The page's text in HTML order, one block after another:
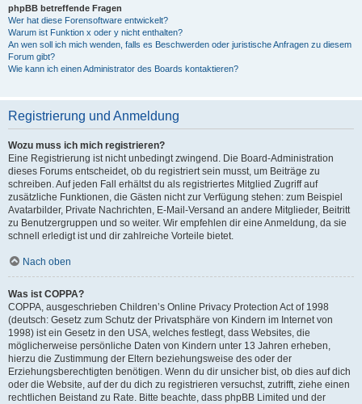
phpBB betreffende Fragen
Wer hat diese Forensoftware entwickelt?
Warum ist Funktion x oder y nicht enthalten?
An wen soll ich mich wenden, falls es Beschwerden oder juristische Anfragen zu diesem
Forum gibt?
Wie kann ich einen Administrator des Boards kontaktieren?
Registrierung und Anmeldung
Wozu muss ich mich registrieren?
Eine Registrierung ist nicht unbedingt zwingend. Die Board-Administration
dieses Forums entscheidet, ob du registriert sein musst, um Beiträge zu
schreiben. Auf jeden Fall erhältst du als registriertes Mitglied Zugriff auf
zusätzliche Funktionen, die Gästen nicht zur Verfügung stehen: zum Beispiel
Avatarbilder, Private Nachrichten, E-Mail-Versand an andere Mitglieder, Beitritt
zu Benutzergruppen und so weiter. Wir empfehlen dir eine Anmeldung, da sie
schnell erledigt ist und dir zahlreiche Vorteile bietet.
Nach oben
Was ist COPPA?
COPPA, ausgeschrieben Children’s Online Privacy Protection Act of 1998
(deutsch: Gesetz zum Schutz der Privatsphäre von Kindern im Internet von
1998) ist ein Gesetz in den USA, welches festlegt, dass Websites, die
möglicherweise persönliche Daten von Kindern unter 13 Jahren erheben,
hierzu die Zustimmung der Eltern beziehungsweise des oder der
Erziehungsberechtigten benötigen. Wenn du dir unsicher bist, ob dies auf dich
oder die Website, auf der du dich zu registrieren versuchst, zutrifft, ziehe einen
rechtlichen Beistand zu Rate. Bitte beachte, dass phpBB Limited und der